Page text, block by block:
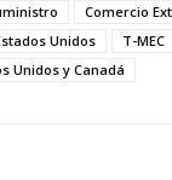
Comercio
Unidos T-MEC
Unidos y Canadá